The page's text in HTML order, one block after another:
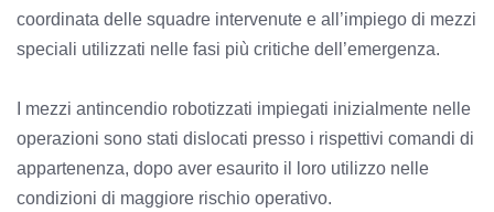
coordinata delle squadre intervenute e all’impiego di mezzi
speciali utilizzati nelle fasi più critiche dell’emergenza.
I mezzi antincendio robotizzati impiegati inizialmente nelle
operazioni sono stati dislocati presso i rispettivi comandi di
appartenenza, dopo aver esaurito il loro utilizzo nelle
condizioni di maggiore rischio operativo.